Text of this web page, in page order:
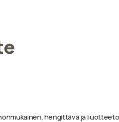
hengittävä ja